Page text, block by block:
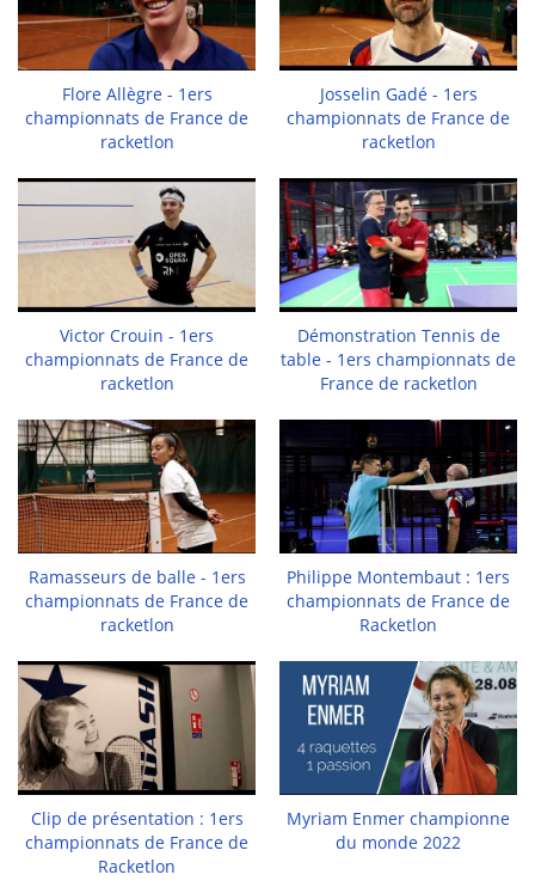
Flore Allègre - 1ers
championnats de France de
racketlon
Josselin Gadé - 1ers
championnats de France de
racketlon
Victor Crouin - 1ers
championnats de France de
racketlon
Démonstration Tennis de
table - 1ers championnats de
France de racketlon
Ramasseurs de balle - 1ers
championnats de France de
racketlon
Philippe Montembaut : 1ers
championnats de France de
Racketlon
Clip de présentation : 1ers
championnats de France de
Racketlon
Myriam Enmer championne
du monde 2022